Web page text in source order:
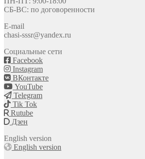
СБ-ВС: по договоренности
E-mail
chasi-sssr@yandex.ru
Социальные сети
Facebook
Instagram
ВКонтакте
YouTube
Telegram
Tik Tok
Rutube
Дзен
English version
English version